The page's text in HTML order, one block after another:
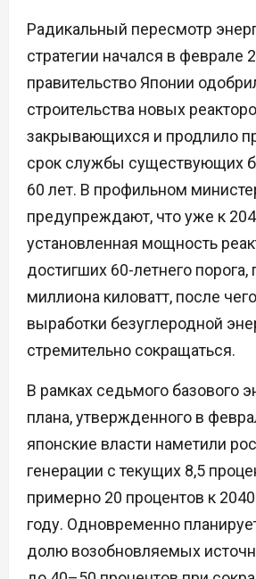
Радикальный пересмотр
стратегии начался в феврале
правительство Японии
строительства новых
закрывающихся и продлило
срок службы существующих
60 лет. В профильном
предупреждают, что уже к
установленная мощность
достигших 60-летнего порога,
миллиона киловатт, после
выработки безуглеродной
стремительно сокращаться.
В рамках седьмого базового
плана, утвержденного в
японские власти наметили
генерации с текущих 8,5
примерно 20 процентов к
году. Одновременно
долю возобновляемых